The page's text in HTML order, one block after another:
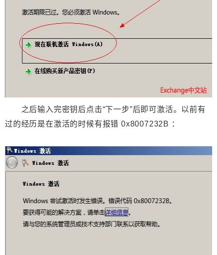
之后输入完密钥后点击“下一步”后即可激活。以前有
过的经历是在激活的时候有报错0x8007232B ：